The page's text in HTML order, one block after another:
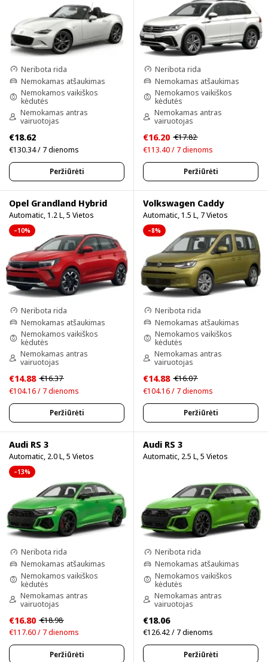
Neribota rida
Nemokamas atšaukimas
Nemokamos vaikiškos
kėdutės
Nemokamas antras
vairuotojas
€18.62
€130.34 / 7 dienoms
Peržiūrėti
Neribota rida
Nemokamas atšaukimas
Nemokamos vaikiškos
kėdutės
Nemokamas antras
vairuotojas
€16.20 €17.82
€113.40 / 7 dienoms
Peržiūrėti
Opel Grandland Hybrid
Automatic, 1.2 L, 5 Vietos
–10%
Neribota rida
Nemokamas atšaukimas
Nemokamos vaikiškos
kėdutės
Nemokamas antras
vairuotojas
€14.88 €16.37
€104.16 / 7 dienoms
Peržiūrėti
Volkswagen Caddy
Automatic, 1.5 L, 7 Vietos
–8%
Neribota rida
Nemokamas atšaukimas
Nemokamos vaikiškos
kėdutės
Nemokamas antras
vairuotojas
€14.88 €16.07
€104.16 / 7 dienoms
Peržiūrėti
Audi RS 3
Automatic, 2.0 L, 5 Vietos
–13%
Neribota rida
Nemokamas atšaukimas
Nemokamos vaikiškos
kėdutės
Nemokamas antras
vairuotojas
€16.80 €18.98
€117.60 / 7 dienoms
Peržiūrėti
Audi RS 3
Automatic, 2.5 L, 5 Vietos
Neribota rida
Nemokamas atšaukimas
Nemokamos vaikiškos
kėdutės
Nemokamas antras
vairuotojas
€18.06
€126.42 / 7 dienoms
Peržiūrėti